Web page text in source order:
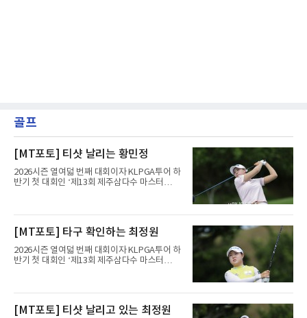
골프
[MT포토] 티샷 날리는 황민정
2026시즌 열여덟 번째 대회이자 KLPGA투어 하
반기 첫 대회인 ‘제13회 제주삼다수 마스터
트(파72/6,767야드)에서 열리고 있다.6일 현재
1라운드 경기가 펼쳐지고 있다.황민정이 16번
홀에서 경기하고 있다.
[MT포토] 타구 확인하는 최정원
2026시즌 열여덟 번째 대회이자 KLPGA투어 하
반기 첫 대회인 ‘제13회 제주삼다수 마스터
트(파72/6,767야드)에서 열리고 있다.6일 현재
1라운드 경기가 펼쳐지고 있다.최정원이 16번
홀에서 경기하고 있다.
[MT포토] 티샷 날리고 있는 최정원